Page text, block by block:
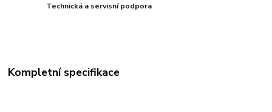
Technická a servisní podpora
Kompletní specifikace